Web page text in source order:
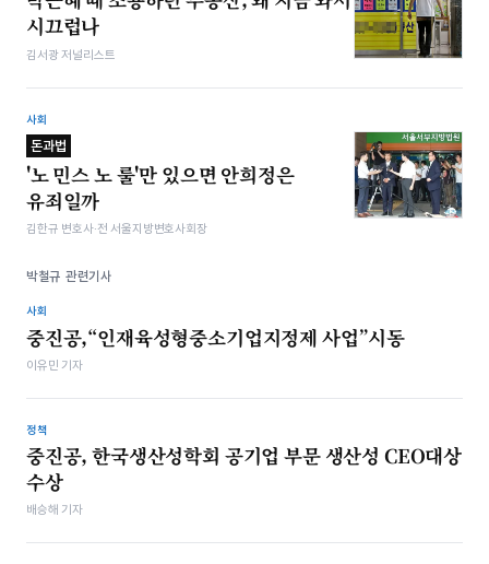
시끄럽나
김서광 저널리스트
사회
돈과법
'노 민스 노 룰'만 있으면 안희정은
유죄일까
김한규 변호사·전 서울지방변호사회장
박철규 관련기사
사회
중진공,“인재육성형중소기업지정제 사업”시동
이유민 기자
정책
중진공, 한국생산성학회 공기업 부문 생산성 CEO대상
수상
배승해 기자